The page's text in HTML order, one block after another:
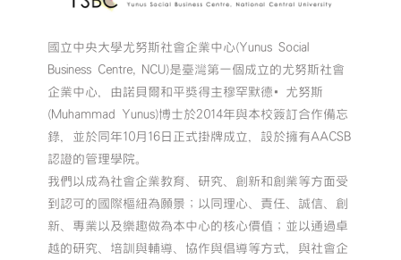
國立中央大學尤努斯社會企業中心(Yunus Social
Business Centre, NCU)是臺灣第一個成立的尤努斯社會
企業中心，由諾貝爾和平獎得主穆罕默德•尤努斯
(Muhammad Yunus)博士於2014年與本校簽訂合作備忘
錄，並於同年10月16日正式掛牌成立，設於擁有AACSB
認證的管理學院。
我們以成為社會企業教育、研究、創新和創業等方面受
到認可的國際樞紐為願景；以同理心、責任、誠信、創
新、專業以及樂趣做為本中心的核心價值；並以通過卓
越的研究、培訓與輔導、協作與倡導等方式，與社會企